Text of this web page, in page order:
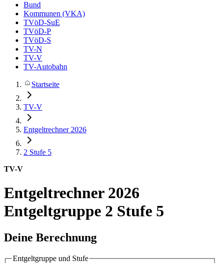
Bund
Kommunen (VKA)
TVöD-SuE
TVöD-P
TVöD-S
TV-N
TV-V
TV-Autobahn
Startseite
TV-V
Entgeltrechner 2026
2 Stufe 5
TV-V
Entgeltrechner 2026
Entgeltgruppe 2 Stufe 5
Deine Berechnung
Entgeltgruppe und Stufe